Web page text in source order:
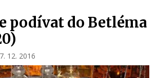
podívat do Betléma
12. 2016